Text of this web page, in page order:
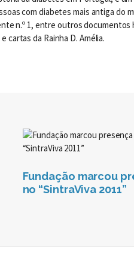
com diabetes mais antiga do
n.º 1, entre outros documentos
cartas da Rainha D. Amélia.
Fundação marcou
no “SintraViva 2011”